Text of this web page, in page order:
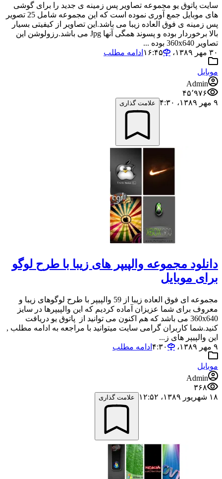
سایت پاتوق یو مجموعه تصاویر پس زمینه ی جدید را برای گوشی
های موبایل جمع آوری نموده است که این مجموعه شامل 25 تصویر
پس زمینه ی فوق العاده زیبا می باشد.این تصاویر از کیفیتی بسیار
بالا برخوردار بوده و پسوند همگی آنها Jpg می باشد.رزولوشن این
تصاویر 360x640 بوده ...
۳۰ مهر ۱۳۸۹،‏ ۱۶:۴۵
ادامه مطلب
موبایل
Admin
۴۵٬۹۷۶
۹ مهر ۱۳۸۹،‏ ۴:۳۰
علامت گذاری
دانلود مجموعه والپیپر های زیبا با طرح لوگو
برای موبایل
مجموعه ای فوق العاده زیبا از 59 والپیپر با طرح لوگوهای زیبا و
معروف برای شما عزیزان آماده کردیم که این والپیپرها در سایز
360x640 می باشد که هم اکنون می توانید از پاتوق یو دریافت
کنید.شما کاربران گرامی سایت میتوانید با مراجعه به ادامه مطلب ,
این والپیپر های ز...
۹ مهر ۱۳۸۹،‏ ۴:۳۰
ادامه مطلب
موبایل
Admin
۳۶۸
۱۸ شهریور ۱۳۸۹،‏ ۱۲:۵۲
علامت گذاری